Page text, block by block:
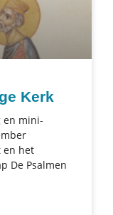
Kerk
en mini-
en het
De Psalmen